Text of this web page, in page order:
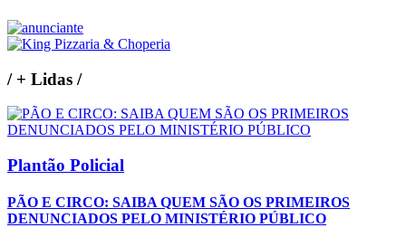
/+ Lidas /
Plantão Policial
PÃO E CIRCO: SAIBA QUEM SÃO OS PRIMEIROS
DENUNCIADOS PELO MINISTÉRIO PÚBLICO